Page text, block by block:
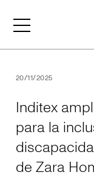
20/11/2025
Inditex
para la
de Zara